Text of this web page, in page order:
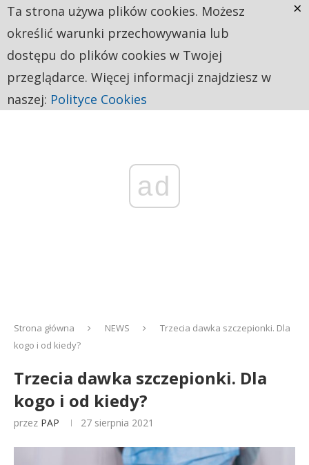
ad
Strona główna NEWS
Trzecia dawka szczepionki. Dla
kogo i od kiedy?
Trzecia dawka szczepionki. Dla
kogo i od kiedy?
przez PAP 27 sierpnia 2021
Ta strona używa plików cookies. Możesz
określić warunki przechowywania lub
dostępu do plików cookies w Twojej
przeglądarce. Więcej informacji znajdziesz w
naszej: Polityce Cookies
×